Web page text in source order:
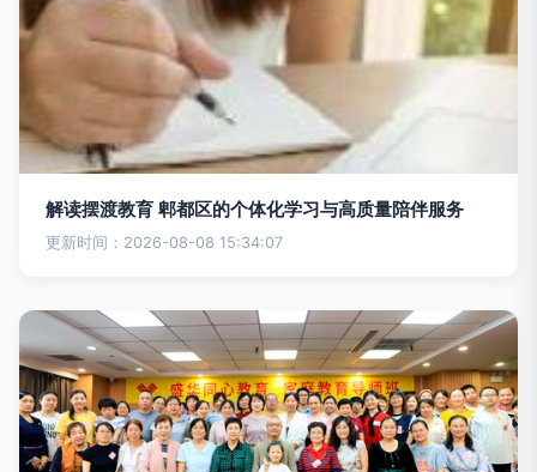
解读摆渡教育 郫都区的个体化学习与高质量陪伴服务
更新时间：2026-08-08 15:34:07